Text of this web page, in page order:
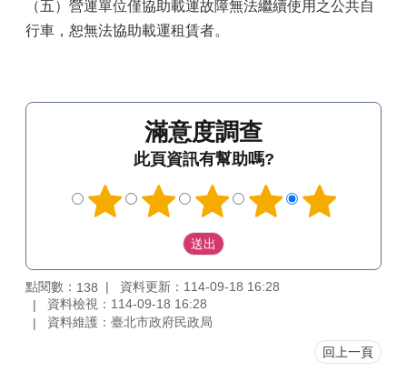
（五）營運單位僅協助載運故障無法繼續使用之公共自
行車，恕無法協助載運租賃者。
滿意度調查
此頁資訊有幫助嗎?
點閱數： 138
資料更新：114-09-18 16:28
資料檢視：114-09-18 16:28
資料維護：臺北市政府民政局
回上一頁